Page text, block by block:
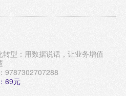
转型：用数据说话，让业务增值
9787302707288
69元